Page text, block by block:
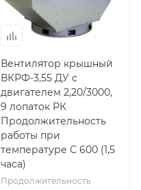
Вентилятор крышный
ВКРФ-3,55 ДУ с
двигателем 2,20/3000,
9 лопаток РК
Продолжительность
работы при
температуре С 600 (1,5
часа)
Продолжительность